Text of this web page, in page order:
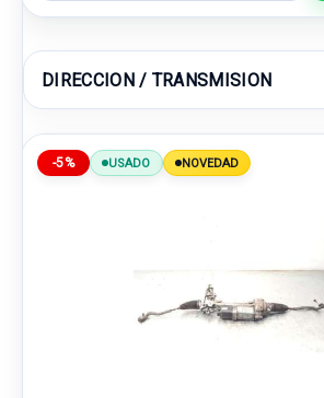
DIRECCION / TRANSMISION
-5% USADO NOVEDAD